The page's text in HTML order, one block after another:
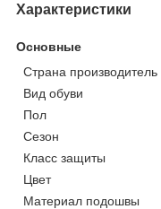
Характеристики
Основные
Страна производитель
Вид обуви
Пол
Сезон
Класс защиты
Цвет
Материал подошвы